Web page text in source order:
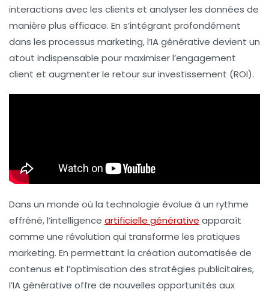
interactions avec les clients et analyser les données de
manière plus efficace. En s’intégrant profondément
dans les processus marketing, l’IA générative devient un
atout indispensable pour maximiser l’engagement
client et augmenter le retour sur investissement (ROI).
Dans un monde où la technologie évolue à un rythme
effréné, l’intelligence artificielle générative apparaît
comme une révolution qui transforme les pratiques
marketing. En permettant la création automatisée de
contenus et l’optimisation des stratégies publicitaires,
l’IA générative offre de nouvelles opportunités aux